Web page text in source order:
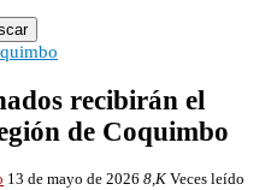
recibirán el
de Coquimbo
13 de mayo de 2026 8,K Veces leído